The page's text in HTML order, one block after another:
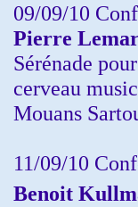
09/09/10
Pierre
Sérénade
cerveau
Mouans
11/09/10
Benoit